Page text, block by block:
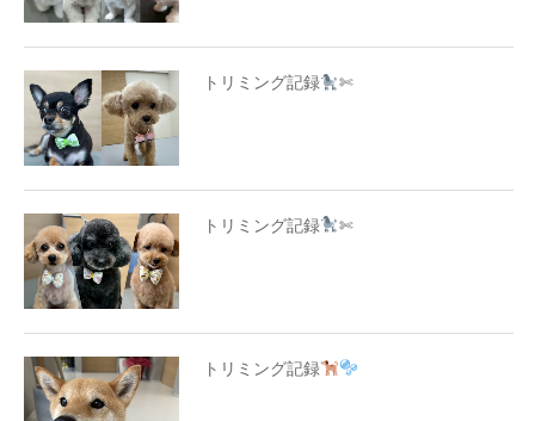
トリミング記録 ✄
トリミング記録 ✄
トリミング記録